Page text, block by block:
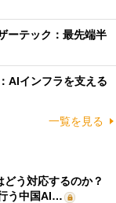
ーテック：最先端半
AIインフラを支える
一覧を見る
どう対応するのか？
う中国AI…